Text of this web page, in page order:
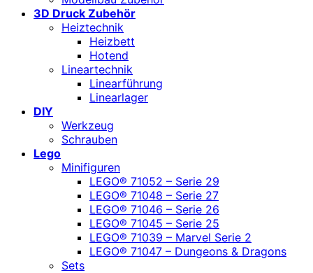
3D Druck Zubehör
Heiztechnik
Heizbett
Hotend
Lineartechnik
Linearführung
Linearlager
DIY
Werkzeug
Schrauben
Lego
Minifiguren
LEGO® 71052 – Serie 29
LEGO® 71048 – Serie 27
LEGO® 71046 – Serie 26
LEGO® 71045 – Serie 25
LEGO® 71039 – Marvel Serie 2
LEGO® 71047 – Dungeons & Dragons
Sets